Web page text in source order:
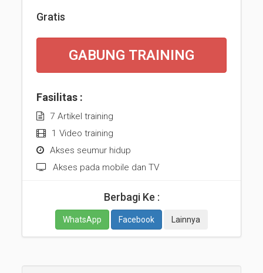
Gratis
GABUNG TRAINING
Fasilitas :
7 Artikel training
1 Video training
Akses seumur hidup
Akses pada mobile dan TV
Berbagi Ke :
WhatsApp Facebook Lainnya